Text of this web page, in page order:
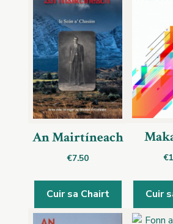
An Mairtíneach
€7.50
Cuir sa Chairt
€
Cuir